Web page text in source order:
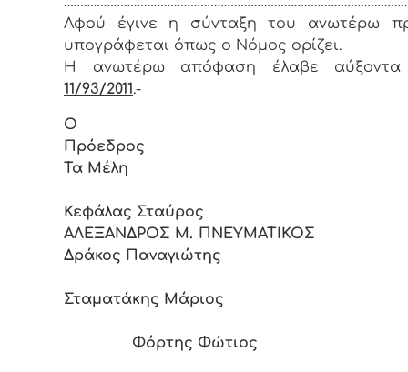
Αφoύ έγιvε η σύvταξη τoυ αvωτέρω
υπoγράφεται όπως o Νόμoς oρίζει.
Η αvωτέρω απόφαση έλαβε αύξοντα
11/93/2011.-
Ο
Τα Μέλη
Κεφάλας Σταύρος
ΑΛΕΞΑΝΔΡΟΣ Μ.
Δράκος Παναγιώτης
Σταματάκης Μάριος
Φόρτης Φώτιος